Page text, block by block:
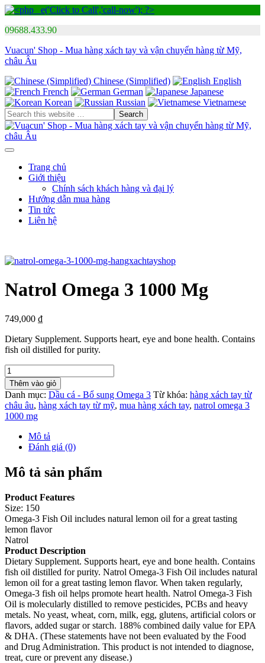
09688.433.90
Vuacun' Shop - Mua hàng xách tay và vận chuyển hàng từ Mỹ,
châu Âu
Chinese (Simplified)
English
French
German
Japanese
Korean
Russian Vietnamese
Trang chủ
Giới thiệu
Chính sách khách hàng và đại lý
Hướng dẫn mua hàng
Tin tức
Liên hệ
Natrol Omega 3 1000 Mg
749,000 ₫
Dietary Supplement. Supports heart, eye and bone health. Contains
fish oil distilled for purity.
Thêm vào giỏ
Danh mục: Dầu cá - Bổ sung Omega 3 Từ khóa: hàng xách tay từ
châu âu, hàng xách tay từ mỹ, mua hàng xách tay, natrol omega 3
1000 mg
Mô tả
Đánh giá (0)
Mô tả sản phẩm
Product Features
Size: 150
Omega-3 Fish Oil includes natural lemon oil for a great tasting
lemon flavor
Natrol
Product Description
Dietary Supplement. Supports heart, eye and bone health. Contains
fish oil distilled for purity. Natrol Omega-3 Fish Oil includes natural
lemon oil for a great tasting lemon flavor. When taken regularly,
Omega-3 fish oil helps promote heart health. Natrol Omega-3 Fish
Oil is molecularly distilled to remove pesticides, PCBs and heavy
metals. No yeast, wheat, corn, milk, egg, glutens, artificial colors or
flavors, added sugar or starch. 188% combined daily value for EPA
& DHA. (These statements have not been evaluated by the Food
and Drug Administration. This product is not intended to diagnose,
treat, cure or prevent any disease.)